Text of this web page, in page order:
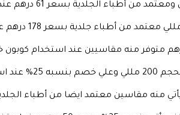
61 درهم عند استخدام كود خصم الصيدلية البرتغالية .
تو بيوتي .
ايضا من أطباء الجلدية بنسبة خصم 25% عند استخدام كود